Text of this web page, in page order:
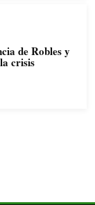
de Robles y
crisis